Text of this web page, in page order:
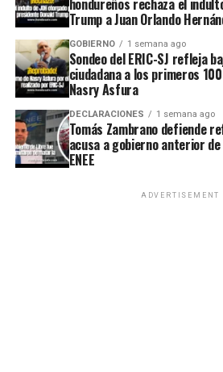
Trump a Juan Orlando
GOBIERNO 1 semana ago
Sondeo del ERIC-SJ refleja
ciudadana a los primeros
Nasry Asfura
DECLARACIONES 1 semana ago
Tomás Zambrano defiende
acusa a gobierno anterior
ENEE
ADVERTISEMENT